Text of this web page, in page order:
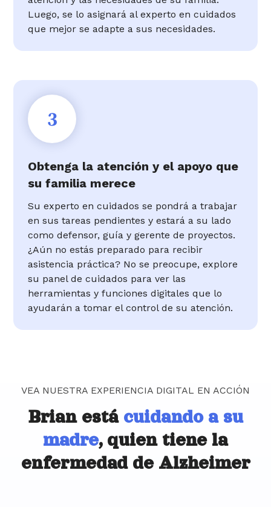
Luego, se lo asignará al experto en cuidados
que mejor se adapte a sus necesidades.
3
Obtenga la atención y el apoyo que
su familia merece
Su experto en cuidados se pondrá a trabajar
en sus tareas pendientes y estará a su lado
como defensor, guía y gerente de proyectos.
¿Aún no estás preparado para recibir
asistencia práctica? No se preocupe, explore
su panel de cuidados para ver las
herramientas y funciones digitales que lo
ayudarán a tomar el control de su atención.
VEA NUESTRA EXPERIENCIA DIGITAL EN ACCIÓN
Brian está cuidando a su
madre, quien tiene la
enfermedad de Alzheimer